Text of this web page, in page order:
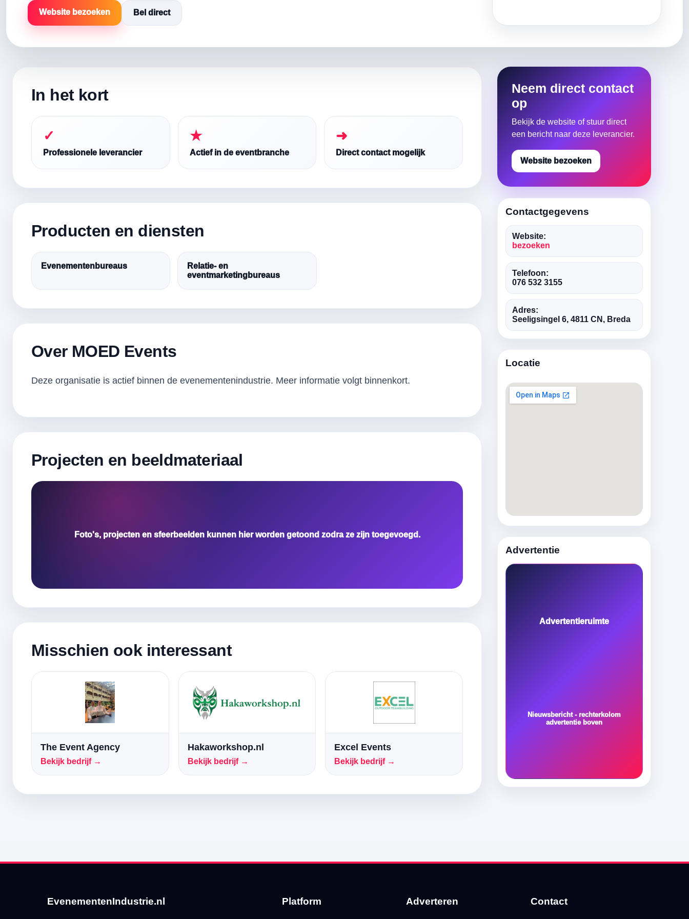
Website bezoeken Bel direct
In het kort
✓
Professionele leverancier
★
Actief in de eventbranche
➜
Direct contact mogelijk
Producten en diensten
Evenementenbureaus
Relatie- en
eventmarketingbureaus
Over MOED Events
Deze organisatie is actief binnen de evenementenindustrie. Meer informatie volgt binnenkort.
Projecten en beeldmateriaal
Foto's, projecten en sfeerbeelden kunnen hier worden getoond zodra ze zijn toegevoegd.
Misschien ook interessant
The Event Agency
Bekijk bedrijf →
Hakaworkshop.nl
Bekijk bedrijf →
Excel Events
Bekijk bedrijf →
Neem direct contact
op
Bekijk de website of stuur direct
een bericht naar deze leverancier.
Website bezoeken
Contactgegevens
Website:
bezoeken
Telefoon:
076 532 3155
Adres:
Seeligsingel 6, 4811 CN, Breda
Locatie
Advertentie
Advertentieruimte
Nieuwsbericht - rechterkolom
advertentie boven
EvenementenIndustrie.nl Platform Adverteren Contact